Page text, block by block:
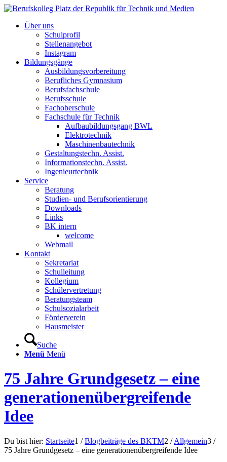
Über uns
Schulprofil
Stellenangebot
Instagram
Bildungsgänge
Ausbildungsvorbereitung
Berufliches Gymnasium
Berufsfachschule
Berufsschule
Fachoberschule
Fachschule für Technik
Aufbaubildungsgang BWL
Elektrotechnik
Maschinenbautechnik
Gestaltungstechn. Assist.
Informationstechn. Assist.
Ingenieurtechnik
Service
Beratung
Studien- und Berufsorientierung
Downloads
Links
BK intern
welcome
Webmail
Kontakt
Sekretariat
Schulleitung
Kollegium
Schülervertretung
Beratungsteam
Schulsozialarbeit
Förderverein
Hausmeister
Suche
Menü Menü
75 Jahre Grundgesetz – eine
generationenübergreifende
Idee
Du bist hier: Startseite1 / Blogbeiträge des BKTM2 / Allgemein3 /
75 Jahre Grundgesetz – eine generationenübergreifende Idee